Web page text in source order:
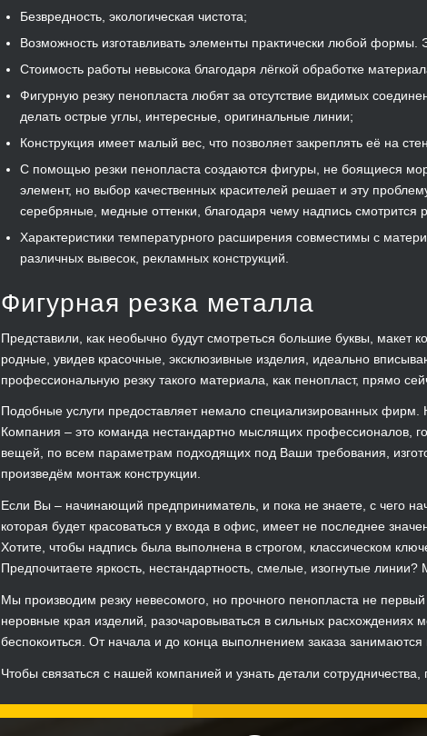
Безвредность, экологическая чистота;
Возможность изготавливать элементы практически любой формы.
Стоимость работы невысока благодаря лёгкой обработке
Фигурную резку пенопласта любят за отсутствие видимых
делать острые углы, интересные, оригинальные линии;
Конструкция имеет малый вес, что позволяет закреплять её на
С помощью резки пенопласта создаются фигуры, не боящиеся
элемент, но выбор качественных красителей решает и эту
серебряные, медные оттенки, благодаря чему надпись смотрится
Характеристики температурного расширения совместимы с
различных вывесок, рекламных конструкций.
Фигурная резка металла
Представили, как необычно будут смотреться большие буквы, макет
родные, увидев красочные, эксклюзивные изделия, идеально
профессиональную резку такого материала, как пенопласт, прямо
Подобные услуги предоставляет немало специализированных фирм.
Компания – это команда нестандартно мыслящих профессионалов,
вещей, по всем параметрам подходящих под Ваши требования,
произведём монтаж конструкции.
Если Вы – начинающий предприниматель, и пока не знаете, с чего
которая будет красоваться у входа в офис, имеет не последнее
Хотите, чтобы надпись была выполнена в строгом, классическом
Предпочитаете яркость, нестандартность, смелые, изогнутые
Мы производим резку невесомого, но прочного пенопласта не
неровные края изделий, разочаровываться в сильных
беспокоиться. От начала и до конца выполнением заказа
Чтобы связаться с нашей компанией и узнать детали